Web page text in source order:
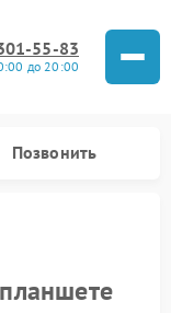
55-83
до 20:00
Позвонить